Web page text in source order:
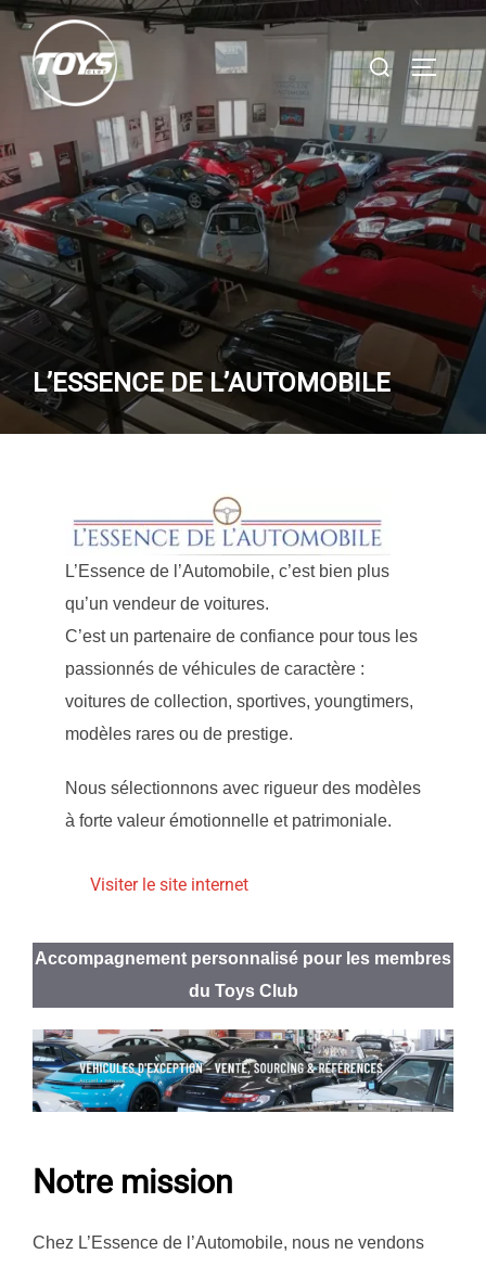
Aller
contenu
Rechercher :
L’ESSENCE DE L’AUTOMOBILE
L’Essence de l’Automobile, c’est bien plus
qu’un vendeur de voitures.
C’est un partenaire de confiance pour tous les
passionnés de véhicules de caractère :
voitures de collection, sportives, youngtimers,
modèles rares ou de prestige.
Nous sélectionnons avec rigueur des modèles
à forte valeur émotionnelle et patrimoniale.
Visiter le site internet
Accompagnement personnalisé pour les membres
du Toys Club
Notre mission
Chez L’Essence de l’Automobile, nous ne vendons